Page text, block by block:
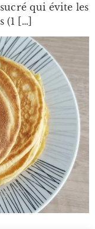
qui évite les
(1 […]